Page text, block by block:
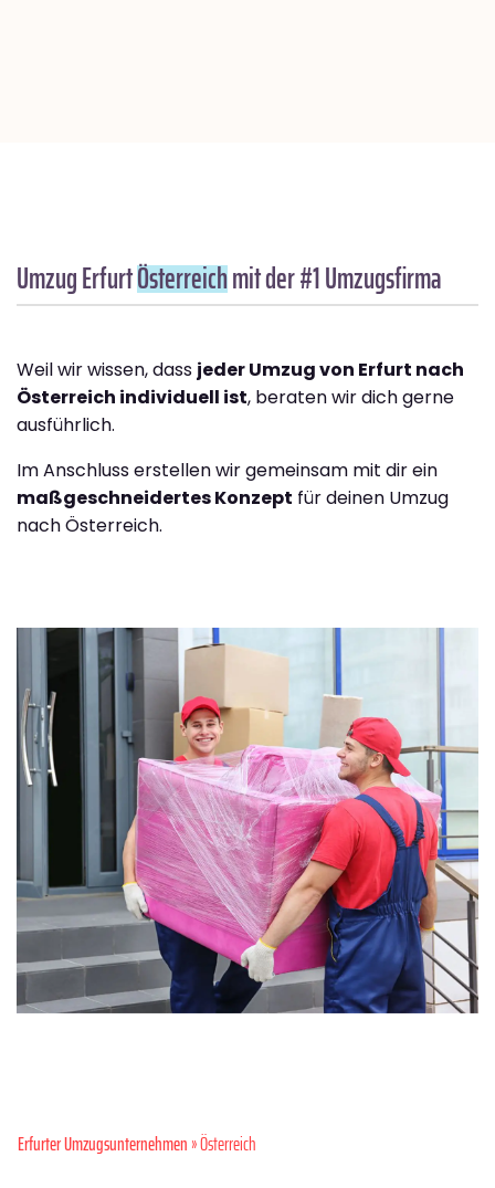
Umzug ErfurtÖsterreichmit der #1 Umzugsfirma
Weil wir wissen, dass jeder Umzug von Erfurt nach
Österreich individuell ist, beraten wir dich gerne
ausführlich.
Im Anschluss erstellen wir gemeinsam mit dir ein
maßgeschneidertes Konzept für deinen Umzug
nach Österreich.
Erfurter Umzugsunternehmen» Österreich